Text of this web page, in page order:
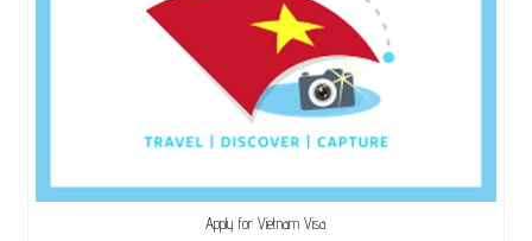
Apply for Vietnam Visa